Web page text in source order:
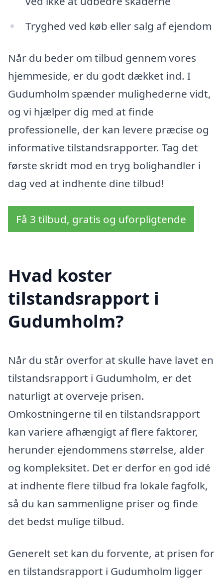
Tryghed ved køb eller salg af ejendom
Når du beder om tilbud gennem vores
hjemmeside, er du godt dækket ind. I
Gudumholm spænder mulighederne vidt,
og vi hjælper dig med at finde
professionelle, der kan levere præcise og
informative tilstandsrapporter. Tag det
første skridt mod en tryg bolighandler i
dag ved at indhente dine tilbud!
Få 3 tilbud, gratis og uforpligtende
Hvad koster
tilstandsrapport i
Gudumholm?
Når du står overfor at skulle have lavet en
tilstandsrapport i Gudumholm, er det
naturligt at overveje prisen.
Omkostningerne til en tilstandsrapport
kan variere afhængigt af flere faktorer,
herunder ejendommens størrelse, alder
og kompleksitet. Det er derfor en god idé
at indhente flere tilbud fra lokale fagfolk,
så du kan sammenligne priser og finde
det bedst mulige tilbud.
Generelt set kan du forvente, at prisen for
en tilstandsrapport i Gudumholm ligger